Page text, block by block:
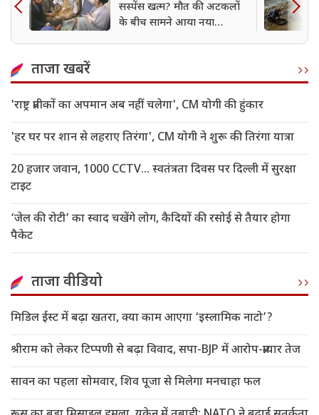
सस्पेंस खत्म? मौत की अटकलों
के बीच सामने आया नया
ताजा खबरें
'राष्ट्र प्रतीकों का अपमान अब नहीं चलेगा', CM योगी की हुंकार
'हर घर पर शान से लहराए तिरंगा', CM योगी ने शुरू की तिरंगा यात्रा
20 हजार जवान, 1000 CCTV... स्वतंत्रता दिवस पर दिल्ली में सुरक्षा
टाइट
‘जेल की रोटी’ का स्वाद चखेंगे लोग, कैदियों की रसोई से तैयार होगा
पैकेट
ताजा वीडियो
मिडिल ईस्ट में बढ़ा खतरा, क्या काम आएगा ‘इस्लामिक नाटो’?
श्रीराम को लेकर टिप्पणी से बढ़ा विवाद, सपा-BJP में आरोप-प्रत्यार तेज
सावन का पहला सोमवार, शिव पूजा से मिलेगा मनचाहा फल